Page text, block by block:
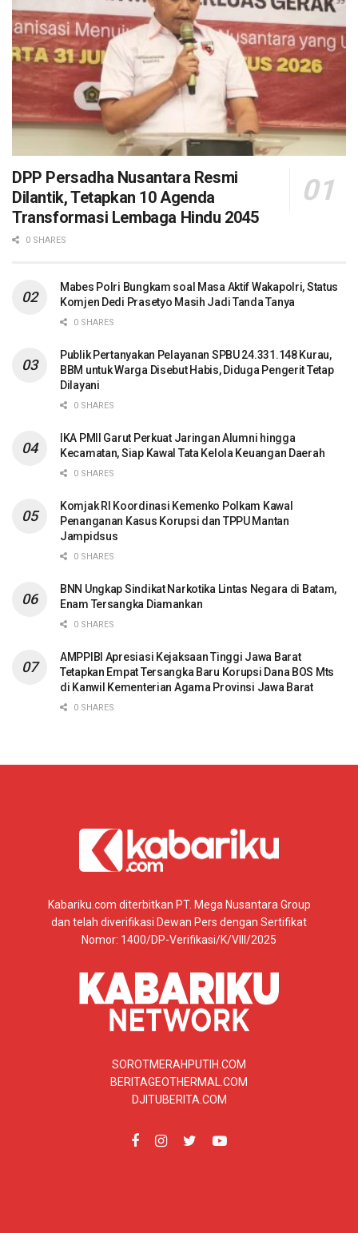
DPP Persadha Nusantara Resmi
Dilantik, Tetapkan 10 Agenda
Transformasi Lembaga Hindu 2045
0 SHARES
Mabes Polri Bungkam soal Masa Aktif Wakapolri, Status
Komjen Dedi Prasetyo Masih Jadi Tanda Tanya
0 SHARES
Publik Pertanyakan Pelayanan SPBU 24.331.148 Kurau,
BBM untuk Warga Disebut Habis, Diduga Pengerit Tetap
Dilayani
0 SHARES
IKA PMII Garut Perkuat Jaringan Alumni hingga
Kecamatan, Siap Kawal Tata Kelola Keuangan Daerah
0 SHARES
Komjak RI Koordinasi Kemenko Polkam Kawal
Penanganan Kasus Korupsi dan TPPU Mantan
Jampidsus
0 SHARES
BNN Ungkap Sindikat Narkotika Lintas Negara di Batam,
Enam Tersangka Diamankan
0 SHARES
AMPPIBI Apresiasi Kejaksaan Tinggi Jawa Barat
Tetapkan Empat Tersangka Baru Korupsi Dana BOS Mts
di Kanwil Kementerian Agama Provinsi Jawa Barat
0 SHARES
Kabariku.com diterbitkan PT. Mega Nusantara Group
dan telah diverifikasi Dewan Pers dengan Sertifikat
Nomor: 1400/DP-Verifikasi/K/VIII/2025
SOROTMERAHPUTIH.COM
BERITAGEOTHERMAL.COM
DJITUBERITA.COM